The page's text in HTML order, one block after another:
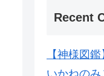
Recent
【神様図
いかねの